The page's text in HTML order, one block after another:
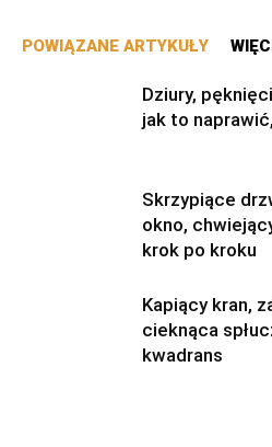
POWIĄZANE ARTYKUŁY
Dziury,
jak to
Skrzypiące
okno,
krok po kroku
Kapiący kran,
cieknąca
kwadrans